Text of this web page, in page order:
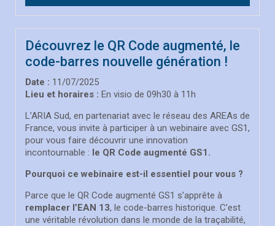
Découvrez le QR Code augmenté, le
code-barres nouvelle génération !
Date : 11/07/2025
Lieu et horaires : En visio de 09h30 à 11h
L’ARIA Sud, en partenariat avec le réseau des AREAs de
France, vous invite à participer à un webinaire avec GS1,
pour vous faire découvrir une innovation
incontournable : le QR Code augmenté GS1.
Pourquoi ce webinaire est-il essentiel pour vous ?
Parce que le QR Code augmenté GS1 s’apprête à
remplacer l’EAN 13, le code-barres historique. C’est
une véritable révolution dans le monde de la traçabilité,